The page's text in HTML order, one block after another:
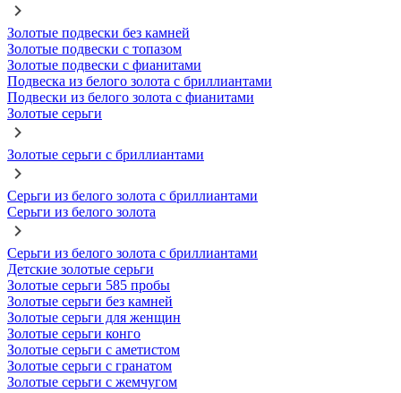
Золотые подвески без камней
Золотые подвески с топазом
Золотые подвески с фианитами
Подвеска из белого золота с бриллиантами
Подвески из белого золота с фианитами
Золотые серьги
Золотые серьги с бриллиантами
Серьги из белого золота с бриллиантами
Серьги из белого золота
Серьги из белого золота с бриллиантами
Детские золотые серьги
Золотые серьги 585 пробы
Золотые серьги без камней
Золотые серьги для женщин
Золотые серьги конго
Золотые серьги с аметистом
Золотые серьги с гранатом
Золотые серьги с жемчугом